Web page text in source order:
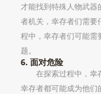
才能找到特殊人物武
者机关，幸存者们需要
程中，幸存者们可能
题。
6. 面对危险
在探索过程中，幸
幸存者都可能成为他们